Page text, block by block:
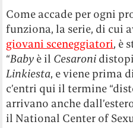
Come accade per ogni
funziona, la serie, di cui
giovani sceneggiatori, è
“Baby è il Cesaroni
Linkiesta, e viene prima
c’entri qui il termine
arrivano anche
il National Center of